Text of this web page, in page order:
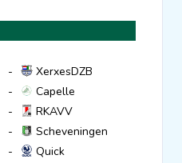
-
XerxesDZB
-
Capelle
-
RKAVV
-
Scheveningen
- Quick